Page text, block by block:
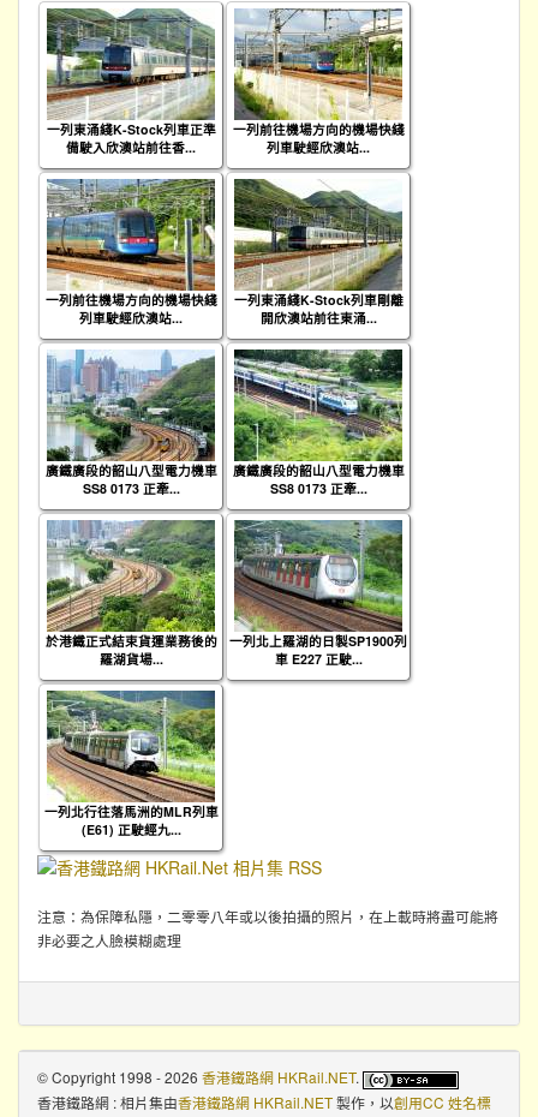
一列東涌綫K-Stock列車正準
備駛入欣澳站前往香...
一列前往機場方向的機場快綫
列車駛經欣澳站...
一列前往機場方向的機場快綫
列車駛經欣澳站...
一列東涌綫K-Stock列車剛離
開欣澳站前往東涌...
廣鐵廣段的韶山八型電力機車
SS8 0173 正牽...
廣鐵廣段的韶山八型電力機車
SS8 0173 正牽...
於港鐵正式結束貨運業務後的
羅湖貨場...
一列北上羅湖的日製SP1900列
車 E227 正駛...
一列北行往落馬洲的MLR列車
(E61) 正駛經九...
注意：為保障私隱，二零零八年或以後拍攝的照片，在上載時將盡可能將
非必要之人臉模糊處理
© Copyright 1998 - 2026 香港鐵路網 HKRail.NET.
香港鐵路網 : 相片集由香港鐵路網 HKRail.NET製作，以創用CC 姓名標